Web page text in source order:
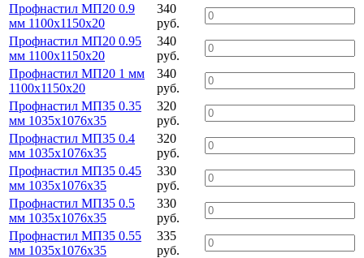
Профнастил МП20 0.9
мм 1100х1150х20
340
руб.
Профнастил МП20 0.95
мм 1100х1150х20
340
руб.
Профнастил МП20 1 мм
1100х1150х20
340
руб.
Профнастил МП35 0.35
мм 1035х1076х35
320
руб.
Профнастил МП35 0.4
мм 1035х1076х35
320
руб.
Профнастил МП35 0.45
мм 1035х1076х35
330
руб.
Профнастил МП35 0.5
мм 1035х1076х35
330
руб.
Профнастил МП35 0.55
мм 1035х1076х35
335
руб.